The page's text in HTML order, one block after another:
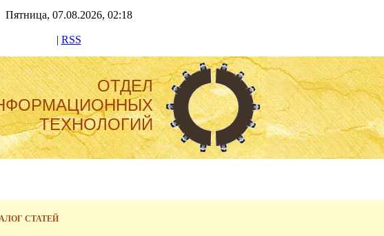
Пятница, 07.08.2026, 02:18
| RSS
ОТДЕЛ
ТЕХНОЛОГИЙ
СТАТЕЙ